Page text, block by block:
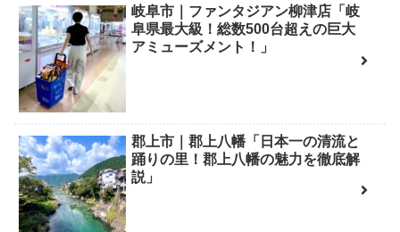
岐阜市｜ファンタジアン柳津店「岐
阜県最大級！総数500台超えの巨大
アミューズメント！」
郡上市｜郡上八幡「日本一の清流と
踊りの里！郡上八幡の魅力を徹底解
説」